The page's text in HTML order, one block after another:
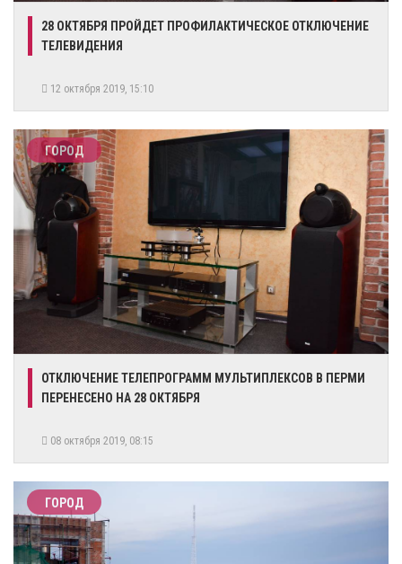
28 ОКТЯБРЯ ПРОЙДЕТ ПРОФИЛАКТИЧЕСКОЕ ОТКЛЮЧЕНИЕ
ТЕЛЕВИДЕНИЯ
12 октября 2019, 15:10
ГОРОД
ОТКЛЮЧЕНИЕ ТЕЛЕПРОГРАММ МУЛЬТИПЛЕКСОВ В ПЕРМИ
ПЕРЕНЕСЕНО НА 28 ОКТЯБРЯ
08 октября 2019, 08:15
ГОРОД